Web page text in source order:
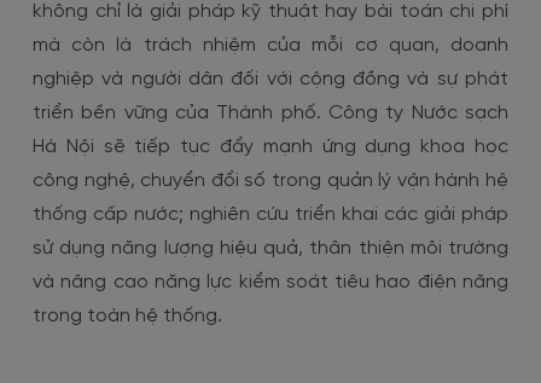
không chỉ là giải pháp kỹ thuật hay bài toán chi phí
mà còn là trách nhiệm của mỗi cơ quan, doanh
nghiệp và người dân đối với cộng đồng và sự phát
triển bền vững của Thành phố. Công ty Nước sạch
Hà Nội sẽ tiếp tục đẩy mạnh ứng dụng khoa học
công nghệ, chuyển đổi số trong quản lý vận hành hệ
thống cấp nước; nghiên cứu triển khai các giải pháp
sử dụng năng lượng hiệu quả, thân thiện môi trường
và nâng cao năng lực kiểm soát tiêu hao điện năng
trong toàn hệ thống.